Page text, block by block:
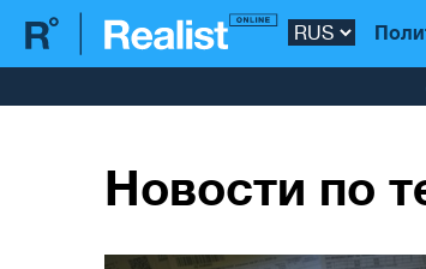
Новости по